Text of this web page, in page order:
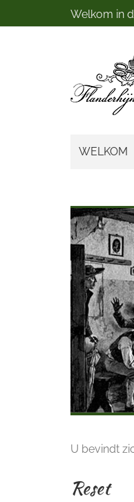
Welkom in
WELKOM
U bevindt
Reset